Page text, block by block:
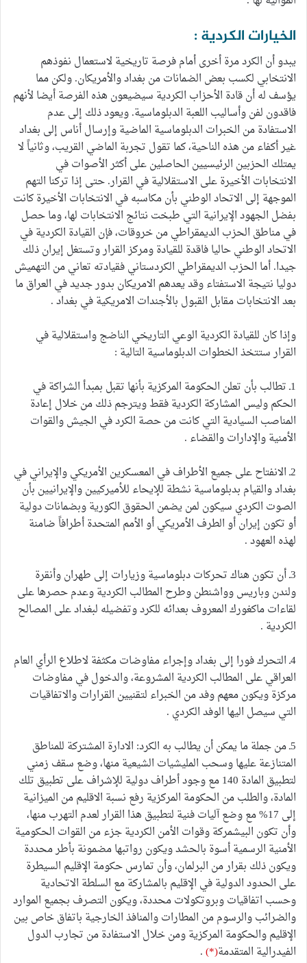
الخيارات الكردية :
يبدو أن الكرد مرة أخرى أمام فرصة تاريخية لاستعمال نفوذهم
الانتخابي لكسب بعض الضمانات من بغداد والأمريكان. ولكن مما
يؤسف له أن قادة الأحزاب الكردية سيضيعون هذه الفرصة أيضا لأنهم
فاقدون لفن وأساليب اللعبة الدبلوماسية. ويعود ذلك إلى عدم
الاستفادة من الخبرات الدبلوماسية الماضية وإرسال أناس إلى بغداد
غير أكفاء من هذه الناحية، كما تقول تجربة الماضي القريب، وثانياً لا
يمتلك الحزبين الرئيسيين الحاصلين على أكثر الأصوات في
الانتخابات الأخيرة على الاستقلالية في القرار. حتى إذا تركنا التهم
الموجهة إلى الاتحاد الوطني بأن مكاسبه في الانتخابات الأخيرة كانت
بفضل الجهود الإيرانية التي طبخت نتائج الانتخابات لها، وما حصل
في مناطق الحزب الديمقراطي من خروقات، فإن القيادة الكردية في
الاتحاد الوطني حاليا فاقدة للقيادة ومركز القرار وتستغل إيران ذلك
جيدا. أما الحزب الديمقراطي الكردستاني فقيادته تعاني من التهميش
دوليا نتيجة الاستفتاء وقد يعدهم الامريكان بدور جديد في العراق ما
بعد الانتخابات مقابل القبول بالأجندات الامريكية في بغداد .
وإذا كان للقيادة الكردية الوعي التاريخي الناضج واستقلالية في
القرار ستتخذ الخطوات الدبلوماسية التالية :
1ـ تطالب بأن تعلن الحكومة المركزية بأنها تقبل بمبدأ الشراكة في
الحكم وليس المشاركة الكردية فقط ويترجم ذلك من خلال إعادة
المناصب السيادية التي كانت من حصة الكرد في الجيش والقوات
الأمنية والإدارات والقضاء .
2ـ الانفتاح على جميع الأطراف في المعسكرين الأمريكي والإيراني في
بغداد والقيام بدبلوماسية نشطة للإيحاء للأميركيين والإيرانيين بأن
الصوت الكردي سيكون لمن يضمن الحقوق الكورية وبضمانات دولية
أو تكون إيران أو الطرف الأمريكي أو الأمم المتحدة أطرافاً ضامنة
لهذه العهود .
3ـ أن تكون هناك تحركات دبلوماسية وزيارات إلى طهران وأنقرة
ولندن وباريس وواشنطن وطرح المطالب الكردية وعدم حصرها على
لقاءات ماكغورك المعروف بعدائه للكرد وتفضيله لبغداد على المصالح
الكردية .
4ـ التحرك فورا إلى بغداد وإجراء مفاوضات مكثفة لاطلاع الرأي العام
العراقي على المطالب الكردية المشروعة، والدخول في مفاوضات
مركزة ويكون معهم وفد من الخبراء لتقنيين القرارات والاتفاقيات
التي سيصل اليها الوفد الكردي .
5ـ من جملة ما يمكن أن يطالب به الكرد: الادارة المشتركة للمناطق
المتنازعة عليها وسحب المليشيات الشيعية منها، وضع سقف زمني
لتطبيق المادة 140 مع وجود أطراف دولية للإشراف على تطبيق تلك
المادة، والطلب من الحكومة المركزية رفع نسبة الاقليم من الميزانية
إلى 17% مع وضع آليات فنية لتطبيق هذا القرار لعدم التهرب منها،
وأن تكون البيشمركة وقوات الأمن الكردية جزء من القوات الحكومية
الأمنية الرسمية أسوة بالحشد ويكون رواتبها مضمونة بأطر محددة
ويكون ذلك بقرار من البرلمان، وأن تمارس حكومة الإقليم السيطرة
على الحدود الدولية في الإقليم بالمشاركة مع السلطة الاتحادية
وحسب اتفاقيات وبروتكولات محددة، ويكون التصرف بجميع الموارد
والضرائب والرسوم من المطارات والمنافذ الخارجية باتفاق خاص بين
الإقليم والحكومة المركزية ومن خلال الاستفادة من تجارب الدول
الفيدرالية المتقدمة(*)
.